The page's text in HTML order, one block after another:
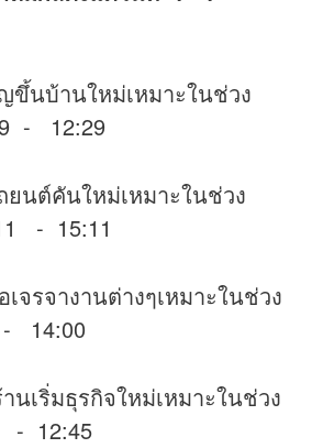
ขึ้นบ้านใหม่เหมาะในช่วง
12:29
นต์คันใหม่เหมาะในช่วง
15:11
จรจางานต่างๆเหมาะในช่วง
- 14:00
นเริ่มธุรกิจใหม่เหมาะในช่วง
12:45